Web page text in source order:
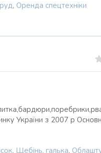
, Оренда спецтехніки
України з 2007 р
, Щебінь, галька,